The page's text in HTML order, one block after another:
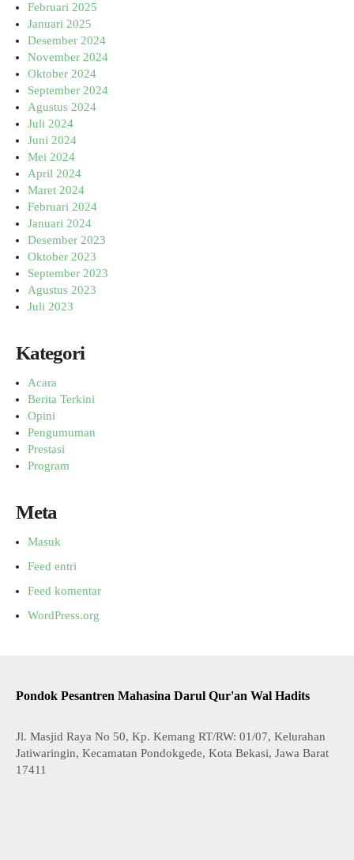
Februari 2025
Januari 2025
Desember 2024
November 2024
Oktober 2024
September 2024
Agustus 2024
Juli 2024
Juni 2024
Mei 2024
April 2024
Maret 2024
Februari 2024
Januari 2024
Desember 2023
Oktober 2023
September 2023
Agustus 2023
Juli 2023
Kategori
Acara
Berita Terkini
Opini
Pengumuman
Prestasi
Program
Meta
Masuk
Feed entri
Feed komentar
WordPress.org
Pondok Pesantren Mahasina Darul Qur'an Wal Hadits
Jl. Masjid Raya No 50, Kp. Kemang RT/RW: 01/07, Kelurahan
Jatiwaringin, Kecamatan Pondokgede, Kota Bekasi, Jawa Barat
17411